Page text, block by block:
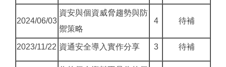
2024/06/03
資安與個資威脅趨勢與防
禦策略
4 待補
2023/11/22 資通安全導入實作分享 3 待補